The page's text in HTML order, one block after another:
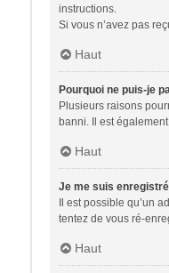
instructions.
Si vous n’avez pas
Haut
Pourquoi ne puis-je
Plusieurs raisons
banni. Il est
Haut
Je me suis
Il est possible qu’un
tentez de vous ré-
Haut